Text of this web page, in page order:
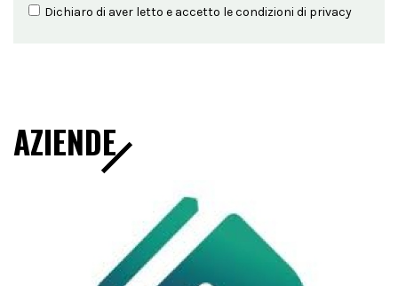
Dichiaro di aver letto e accetto le condizioni di privacy
AZIENDE